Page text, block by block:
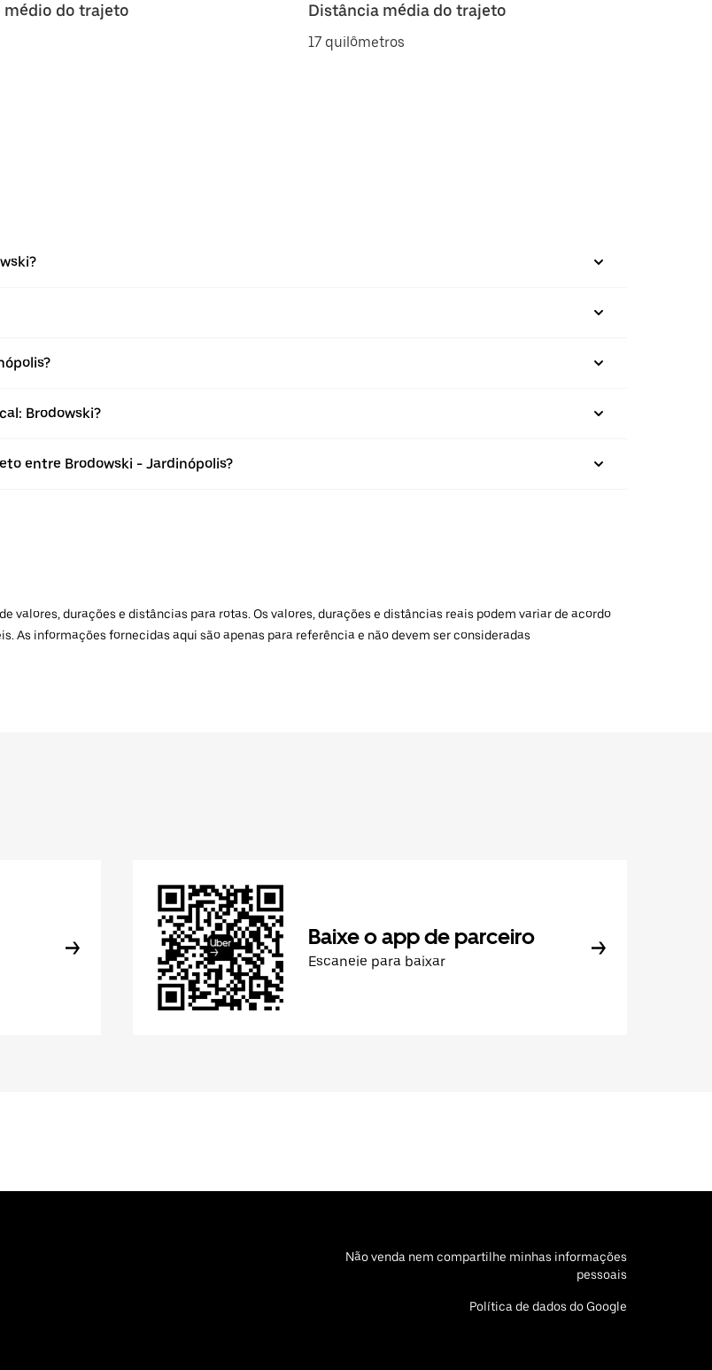
médio do trajeto Distância média do trajeto
17 quilômetros
Brodowski?
entre Brodowski - Jardinópolis?
valores, durações e distâncias para rotas. Os valores, durações e distâncias reais podem variar de acordo
As informações fornecidas aqui são apenas para referência e não devem ser consideradas
Baixe o app de parceiro
Escaneie para baixar
Não venda nem compartilhe minhas informações
pessoais
Política de dados do Google